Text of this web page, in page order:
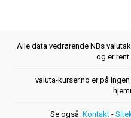
Alle data vedrørende NBs
og er
valuta-kurser.no er på
Se også: Kontakt -